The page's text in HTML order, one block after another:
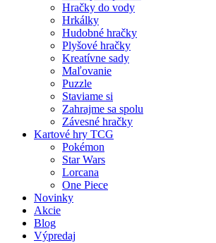
Hračky do vody
Hrkálky
Hudobné hračky
Plyšové hračky
Kreatívne sady
Maľovanie
Puzzle
Staviame si
Zahrajme sa spolu
Závesné hračky
Kartové hry TCG
Pokémon
Star Wars
Lorcana
One Piece
Novinky
Akcie
Blog
Výpredaj